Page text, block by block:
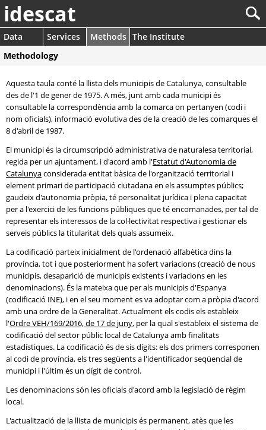
idescat
Data Services Methods The Institute
Methodology
Aquesta taula conté la llista dels municipis de Catalunya, consultable
des de l'1 de gener de 1975. A més, junt amb cada municipi és
consultable la correspondència amb la comarca on pertanyen (codi i
nom oficials), informació evolutiva des de la creació de les comarques el
8 d'abril de 1987.
El municipi és la circumscripció administrativa de naturalesa territorial,
regida per un ajuntament, i d'acord amb l'Estatut d'Autonomia de
Catalunyaconsiderada entitat bàsica de l'organització territorial i
element primari de participació ciutadana en els assumptes públics;
gaudeix d'autonomia pròpia, té personalitat jurídica i plena capacitat
per a l'exercici de les funcions públiques que té encomanades, per tal de
representar els interessos de la col·lectivitat respectiva i gestionar els
serveis públics la titularitat dels quals assumeix.
La codificació parteix inicialment de l'ordenació alfabètica dins la
província, tot i que posteriorment ha sofert variacions (creació de nous
municipis, desaparició de municipis existents i variacions en les
denominacions). És la mateixa que per als municipis d'Espanya
(codificació INE), i en el seu moment es va adoptar com a pròpia d'acord
amb una ordre de la Generalitat. Actualment els codis els estableix
l'Ordre VEH/169/2016, de 17 de juny, per la qual s'estableix el sistema de
codificació del sector públic local de Catalunya amb finalitats
estadístiques. La codificació és de sis dígits: els dos primers corresponen
al codi de província, els tres següents a l'identificador seqüencial de
municipi i l'últim és un dígit de control.
Les denominacions són les oficials d'acord amb la legislació de règim
local.
L'actualització de la llista de municipis és permanent, atès que les